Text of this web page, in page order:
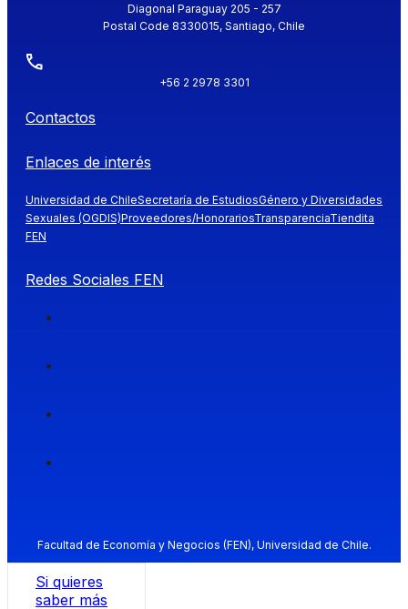
Diagonal Paraguay 205 - 257
Postal Code 8330015, Santiago, Chile
+56 2 2978 3301
Contactos
Enlaces de interés
Universidad de ChileSecretaría de EstudiosGénero y Diversidades
Sexuales (OGDIS)Proveedores/HonorariosTransparenciaTiendita
FEN
Redes Sociales FEN
Facultad de Economía y Negocios (FEN), Universidad de Chile.
Si quieres
saber más